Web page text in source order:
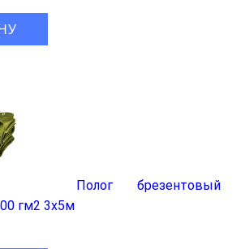
Полог брезентовый
гм2 3x5м